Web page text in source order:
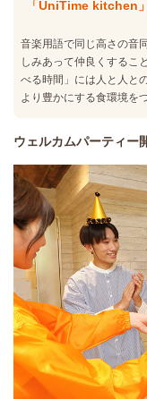
「UniTime kitchen
音楽用語で同じ高さの音
しみあって仲良くするこ
べる時間」には人と人と
より豊かにする食環境を
ウェルカムパーティー